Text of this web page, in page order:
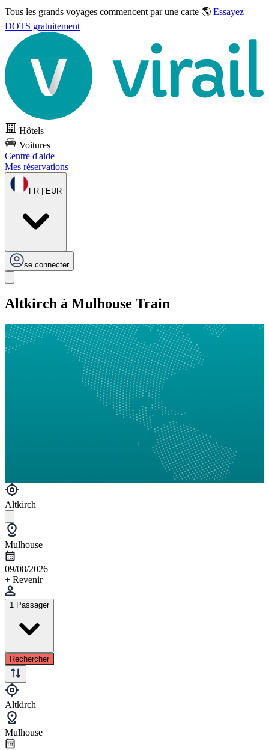
Tous les grands voyages commencent par une carte 🌎 Essayez
DOTS gratuitement
Hôtels
Voitures
Centre d'aide
Mes réservations
FR | EUR
se connecter
Altkirch à Mulhouse Train
Altkirch
Mulhouse
09/08/2026
+ Revenir
1 Passager
Rechercher
Altkirch
Mulhouse